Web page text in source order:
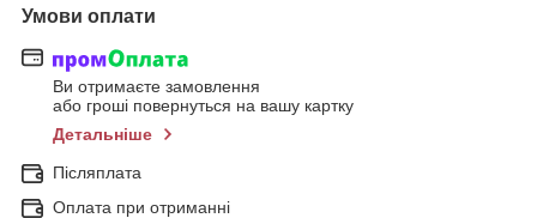
Умови оплати
Ви отримаєте замовлення
або гроші повернуться на вашу картку
Детальніше
Післяплата
Оплата при отриманні